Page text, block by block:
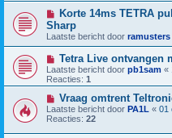
Korte 14ms TETRA
Sharp
Laatste bericht door ramusters
Tetra Live ontvangen
Laatste bericht door pb1sam «
Reacties: 1
Vraag omtrent
Laatste bericht door PA1L « 01
Reacties: 22